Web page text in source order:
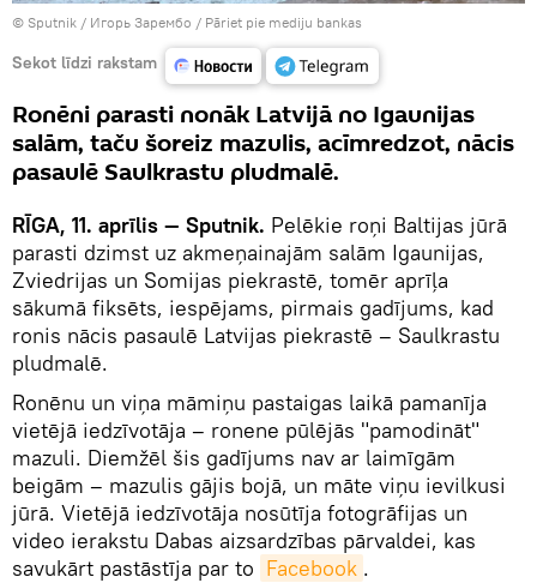
© Sputnik / Игорь Зарембо / Pāriet pie mediju bankas
Sekot līdzi rakstam
Ronēni parasti nonāk Latvijā no Igaunijas
salām, taču šoreiz mazulis, acīmredzot, nācis
pasaulē Saulkrastu pludmalē.
RĪGA, 11. aprīlis — Sputnik. Pelēkie roņi Baltijas jūrā
parasti dzimst uz akmeņainajām salām Igaunijas,
Zviedrijas un Somijas piekrastē, tomēr aprīļa
sākumā fiksēts, iespējams, pirmais gadījums, kad
ronis nācis pasaulē Latvijas piekrastē – Saulkrastu
pludmalē.
Ronēnu un viņa māmiņu pastaigas laikā pamanīja
vietējā iedzīvotāja – ronene pūlējās "pamodināt"
mazuli. Diemžēl šis gadījums nav ar laimīgām
beigām – mazulis gājis bojā, un māte viņu ievilkusi
jūrā. Vietējā iedzīvotāja nosūtīja fotogrāfijas un
video ierakstu Dabas aizsardzības pārvaldei, kas
savukārt pastāstīja par to Facebook .